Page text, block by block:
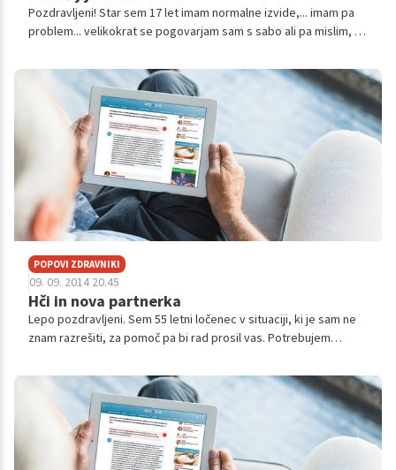
Pozdravljeni! Star sem 17 let imam normalne izvide,... imam pa
problem... velikokrat se pogovarjam sam s sabo ali pa mislim, da
razne filme o dr...
POPOVI ZDRAVNIKI
09. 09. 2014 20.45
Hči in nova partnerka
Lepo pozdravljeni. Sem 55 letni ločenec v situaciji, ki je sam ne
znam razrešiti, za pomoč pa bi rad prosil vas. Potrebujem
Znašel sem se...